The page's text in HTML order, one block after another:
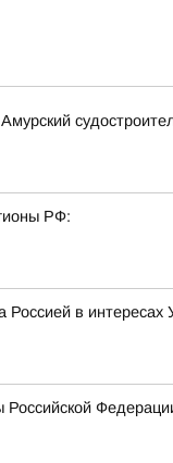
РФ:
в интересах